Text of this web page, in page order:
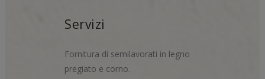
Servizi
Fornitura di semilavorati in legno
pregiato e corno.